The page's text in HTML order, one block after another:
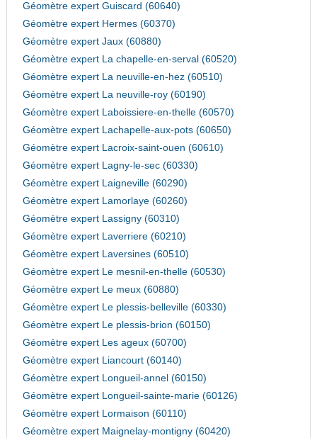
Géomètre expert Guiscard (60640)
Géomètre expert Hermes (60370)
Géomètre expert Jaux (60880)
Géomètre expert La chapelle-en-serval (60520)
Géomètre expert La neuville-en-hez (60510)
Géomètre expert La neuville-roy (60190)
Géomètre expert Laboissiere-en-thelle (60570)
Géomètre expert Lachapelle-aux-pots (60650)
Géomètre expert Lacroix-saint-ouen (60610)
Géomètre expert Lagny-le-sec (60330)
Géomètre expert Laigneville (60290)
Géomètre expert Lamorlaye (60260)
Géomètre expert Lassigny (60310)
Géomètre expert Laverriere (60210)
Géomètre expert Laversines (60510)
Géomètre expert Le mesnil-en-thelle (60530)
Géomètre expert Le meux (60880)
Géomètre expert Le plessis-belleville (60330)
Géomètre expert Le plessis-brion (60150)
Géomètre expert Les ageux (60700)
Géomètre expert Liancourt (60140)
Géomètre expert Longueil-annel (60150)
Géomètre expert Longueil-sainte-marie (60126)
Géomètre expert Lormaison (60110)
Géomètre expert Maignelay-montigny (60420)